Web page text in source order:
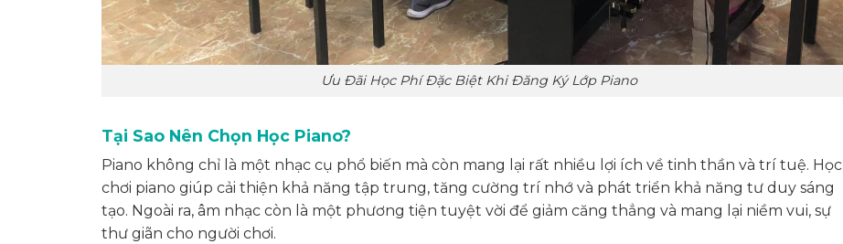
Ưu Đãi Học Phí Đặc Biệt Khi Đăng Ký Lớp Piano
Tại Sao Nên Chọn Học Piano?
Piano không chỉ là một nhạc cụ phổ biến mà còn mang lại rất nhiều lợi ích về tinh thần và trí tuệ. Học
chơi piano giúp cải thiện khả năng tập trung, tăng cường trí nhớ và phát triển khả năng tư duy sáng
tạo. Ngoài ra, âm nhạc còn là một phương tiện tuyệt vời để giảm căng thẳng và mang lại niềm vui, sự
thư giãn cho người chơi.